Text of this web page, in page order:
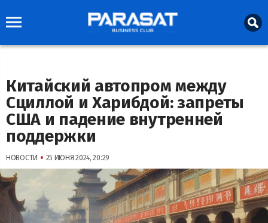
Китайский автопром между
Сциллой и Харибдой: запреты
США и падение внутренней
поддержки
НОВОСТИ • 25 ИЮНЯ 2024, 20:29